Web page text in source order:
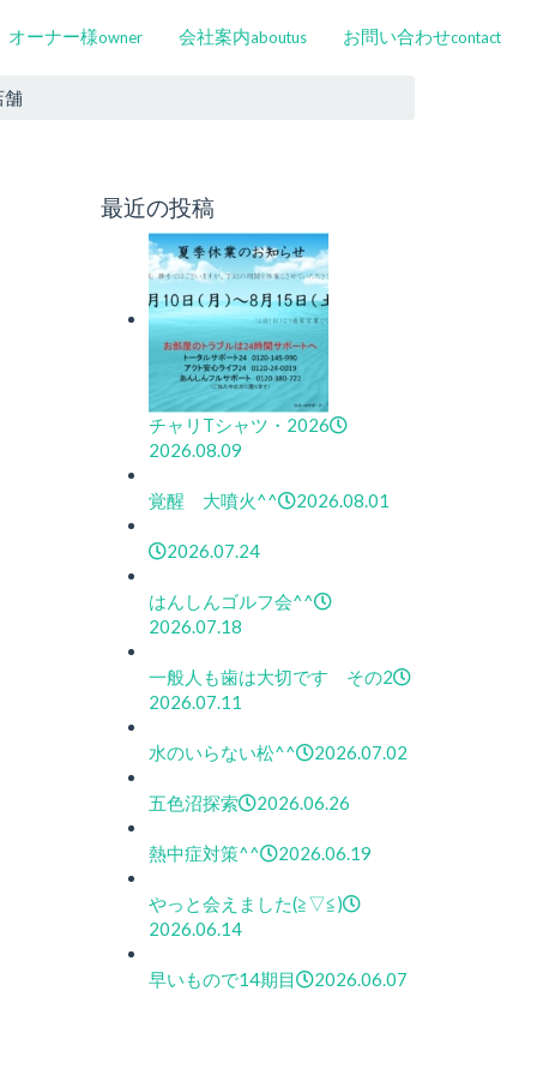
オーナー様owner 会社案内aboutus お問い合わせcontact
舗
最近の投稿
チャリTシャツ・2026
2026.08.09
覚醒 大噴火^^ 2026.08.01
2026.07.24
はんしんゴルフ会^^
2026.07.18
一般人も歯は大切です その2
2026.07.11
水のいらない松^^ 2026.07.02
五色沼探索 2026.06.26
熱中症対策^^ 2026.06.19
やっと会えました(≧▽≦)
2026.06.14
早いもので14期目 2026.06.07